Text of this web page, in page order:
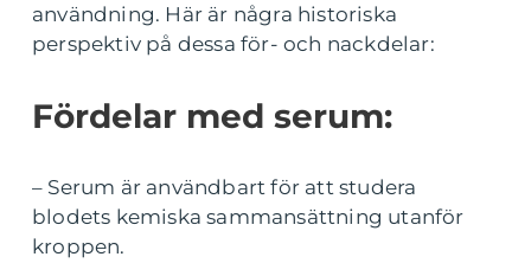
användning. Här är några historiska
perspektiv på dessa för- och nackdelar:
Fördelar med serum:
– Serum är användbart för att studera
blodets kemiska sammansättning utanför
kroppen.